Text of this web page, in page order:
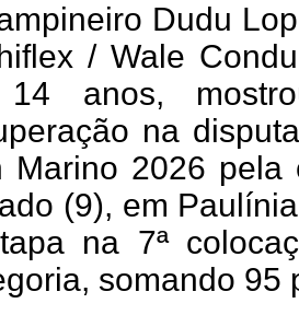
Dudu
/ Wale
anos,
na
Marino 2026 pela
(9), em
na 7ª
somando 95